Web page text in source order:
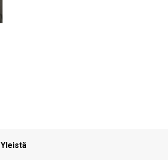
Yleistä